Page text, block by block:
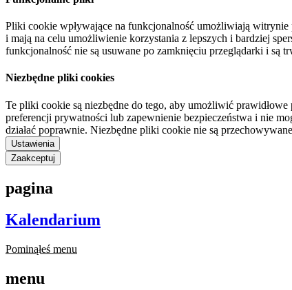
Pliki cookie wpływające na funkcjonalność umożliwiają
i mają na celu umożliwienie korzystania z lepszych i bardziej
funkcjonalność nie są usuwane po zamknięciu przeglądarki i są
Niezbędne pliki cookies
Te pliki cookie są niezbędne do tego, aby umożliwić
preferencji prywatności lub zapewnienie bezpieczeństwa i nie
działać poprawnie. Niezbędne pliki cookie nie są
Ustawienia
Zaakceptuj
pagina
Kalendarium
Pominąłeś menu
menu